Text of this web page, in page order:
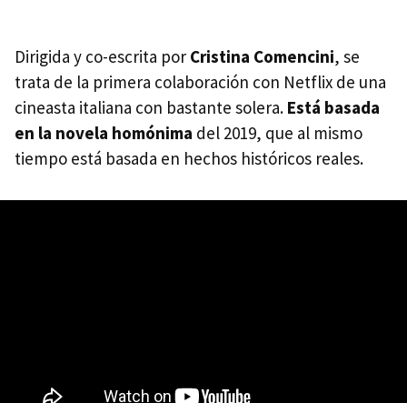
Dirigida y co-escrita por Cristina Comencini, se
trata de la primera colaboración con Netflix de una
cineasta italiana con bastante solera. Está basada
en la novela homónima del 2019, que al mismo
tiempo está basada en hechos históricos reales.